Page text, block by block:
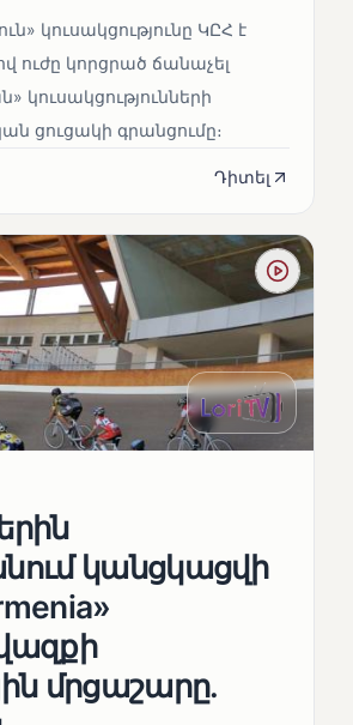
կուսակցությունը ԿԸՀ է
ուժը կորցրած ճանաչել
կուսակցությունների
ցուցակի գրանցումը։
Դիտել
կանցկացվի
մրցաշարը.